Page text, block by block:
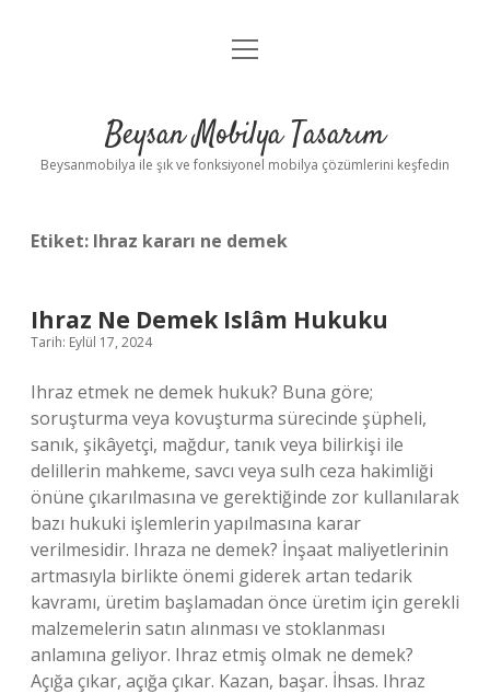
Anasayfa
Yasal Uyarı
menüyü
Beysan Mobilya Tasarım
Beysanmobilya ile şık ve fonksiyonel mobilya çözümlerini keşfedin
Etiket: Ihraz kararı ne demek
Ihraz Ne Demek Islâm Hukuku
Tarih: Eylül 17, 2024
Ihraz etmek ne demek hukuk? Buna göre;
soruşturma veya kovuşturma sürecinde şüpheli,
sanık, şikâyetçi, mağdur, tanık veya bilirkişi ile
delillerin mahkeme, savcı veya sulh ceza hakimliği
önüne çıkarılmasına ve gerektiğinde zor kullanılarak
bazı hukuki işlemlerin yapılmasına karar
verilmesidir. Ihraza ne demek? İnşaat maliyetlerinin
artmasıyla birlikte önemi giderek artan tedarik
kavramı, üretim başlamadan önce üretim için gerekli
malzemelerin satın alınması ve stoklanması
anlamına geliyor. Ihraz etmiş olmak ne demek?
Açığa çıkar, açığa çıkar. Kazan, başar. İhsas. Ihraz